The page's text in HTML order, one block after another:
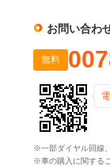
お問い合わ
無料
※一部ダイヤル回線
※車の購入に関する